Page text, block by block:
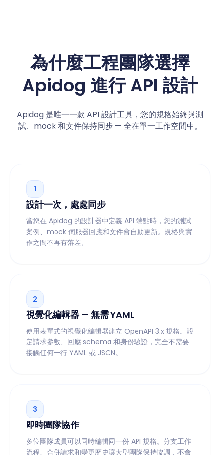
為什麼工程團隊選擇
Apidog 進行 API 設計
Apidog 是唯一一款 API 設計工具，您的規格始終與測
試、mock 和文件保持同步 — 全在單一工作空間中。
1
設計一次，處處同步
當您在 Apidog 的設計器中定義 API 端點時，您的測試
案例、mock 伺服器回應和文件會自動更新。規格與實
作之間不再有落差。
2
視覺化編輯器 — 無需 YAML
使用表單式的視覺化編輯器建立 OpenAPI 3.x 規格。設
定請求參數、回應 schema 和身份驗證，完全不需要
接觸任何一行 YAML 或 JSON。
3
即時團隊協作
多位團隊成員可以同時編輯同一份 API 規格。分支工作
流程、合併請求和變更歷史讓大型團隊保持協調，不會